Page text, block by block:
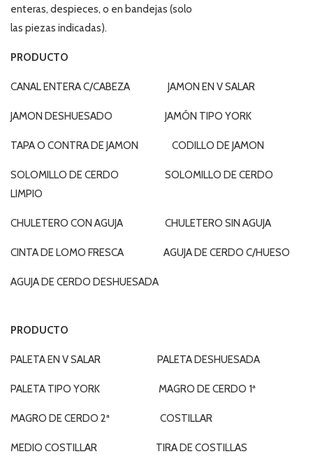
enteras, despieces, o en bandejas (solo
las piezas indicadas).
PRODUCTO
CANAL ENTERA C/CABEZA JAMON EN V SALAR
JAMON DESHUESADO JAMÓN TIPO YORK
TAPA O CONTRA DE JAMON CODILLO DE JAMON
SOLOMILLO DE CERDO SOLOMILLO DE CERDO
LIMPIO
CHULETERO CON AGUJA CHULETERO SIN AGUJA
CINTA DE LOMO FRESCA AGUJA DE CERDO C/HUESO
AGUJA DE CERDO DESHUESADA
PRODUCTO
PALETA EN V SALAR PALETA DESHUESADA
PALETA TIPO YORK MAGRO DE CERDO 1ª
MAGRO DE CERDO 2ª COSTILLAR
MEDIO COSTILLAR TIRA DE COSTILLAS